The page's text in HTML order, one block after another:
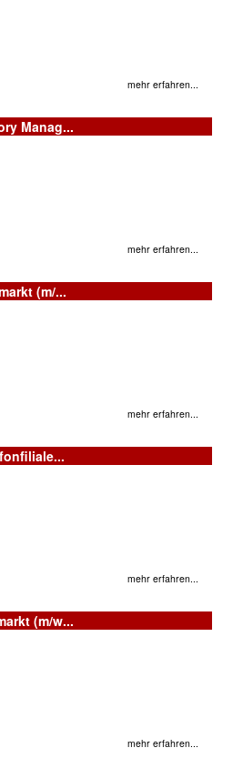
mehr erfahren...
Manag...
mehr erfahren...
(m/...
mehr erfahren...
mehr erfahren...
(m/w...
mehr erfahren...